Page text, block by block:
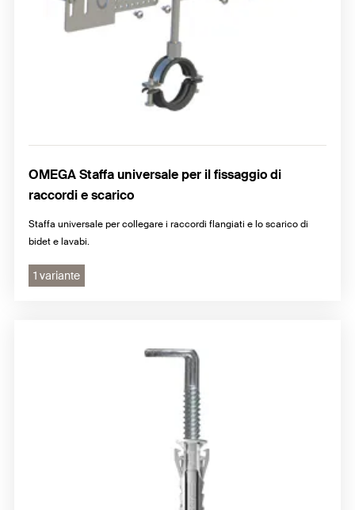
OMEGA Staffa universale per il fissaggio di
raccordi e scarico
Staffa universale per collegare i raccordi flangiati e lo scarico di
bidet e lavabi.
1 variante